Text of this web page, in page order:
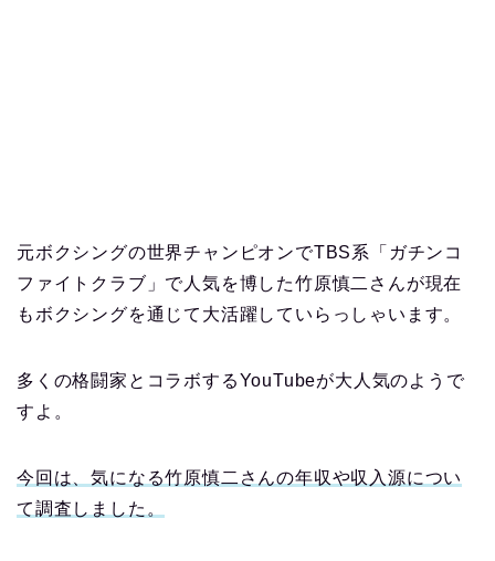
元ボクシングの世界チャンピオンでTBS系「ガチンコ
ファイトクラブ」で人気を博した竹原慎二さんが現在
もボクシングを通じて大活躍していらっしゃいます。
多くの格闘家とコラボするYouTubeが大人気のようで
すよ。
今回は、気になる竹原慎二さんの年収や収入源につい
て調査しました。